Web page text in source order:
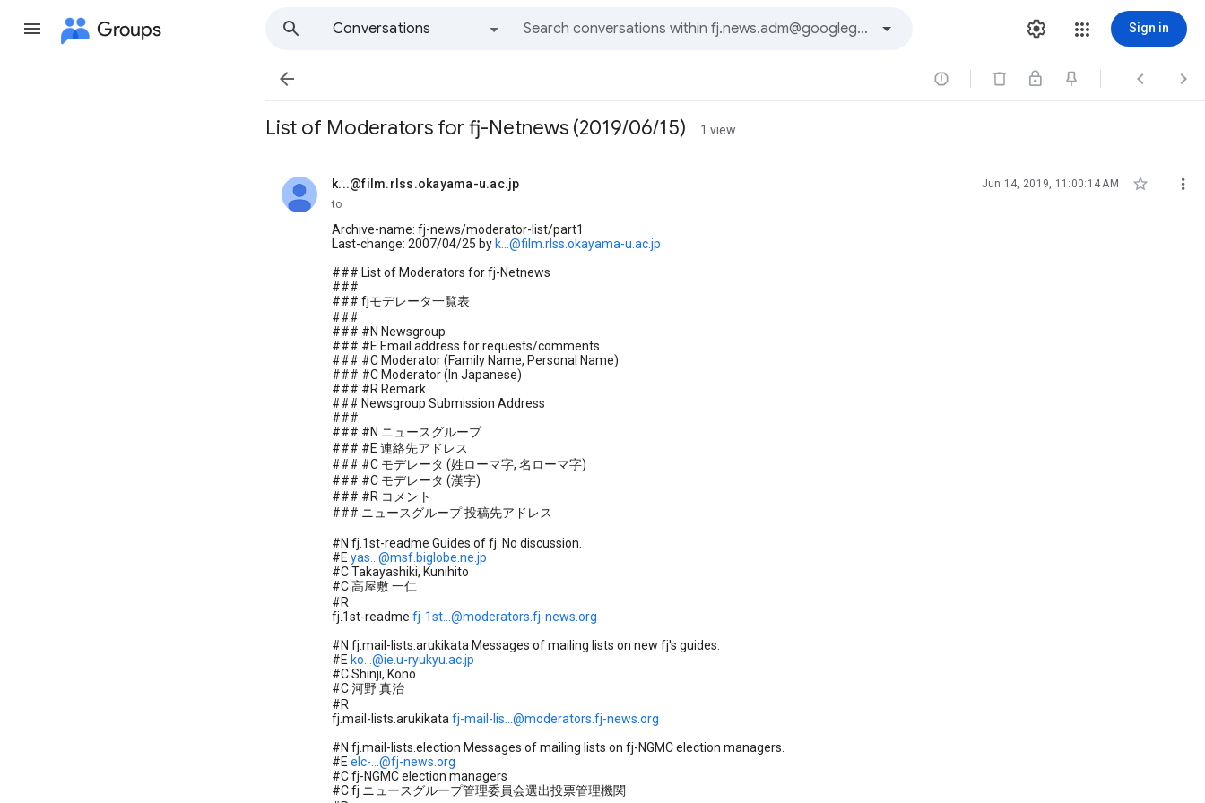
Groups
Conversations
Sign in
   
List of Moderators for fj-Netnews (2019/06/15) 1 view
k...@film.rlss.okayama-u.ac.jp
unread, Jun 14, 2019, 11:00:14 AM  
to
Archive-name: fj-news/moderator-list/part1
Last-change: 2007/04/25 by k...@film.rlss.okayama-u.ac.jp
### List of Moderators for fj-Netnews
###
### fjモデレータ一覧表
###
### #N Newsgroup
### #E Email address for requests/comments
### #C Moderator (Family Name, Personal Name)
### #C Moderator (In Japanese)
### #R Remark
### Newsgroup Submission Address
###
### #N ニュースグループ
### #E 連絡先アドレス
### #C モデレータ (姓ローマ字, 名ローマ字)
### #C モデレータ (漢字)
### #R コメント
### ニュースグループ 投稿先アドレス
#N fj.1st-readme Guides of fj. No discussion.
#E yas...@msf.biglobe.ne.jp
#C Takayashiki, Kunihito
#C 高屋敷 一仁
#R
fj.1st-readme fj-1st...@moderators.fj-news.org
#N fj.mail-lists.arukikata Messages of mailing lists on new fj's guides.
#E ko...@ie.u-ryukyu.ac.jp
#C Shinji, Kono
#C 河野 真治
#R
fj.mail-lists.arukikata fj-mail-lis...@moderators.fj-news.org
#N fj.mail-lists.election Messages of mailing lists on fj-NGMC election managers.
#E elc-...@fj-news.org
#C fj-NGMC election managers
#C fj ニュースグループ管理委員会選出投票管理機関